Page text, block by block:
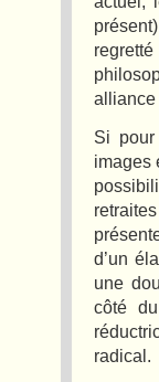
alliance
Si pour
images
d’un
une
côté
radical.